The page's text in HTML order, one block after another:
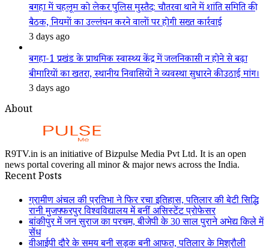
बगहा में चहलूम को लेकर पुलिस मुस्तैद: चौतरवा थाने में शांति समिति की
बैठक, नियमों का उल्लंघन करने वालों पर होगी सख्त कार्रवाई
3 days ago
बगहा-1 प्रखंड के प्राथमिक स्वास्थ्य केंद्र में जलनिकासी न होने से बढ़ा
बीमारियों का खतरा, स्थानीय निवासियों ने व्यवस्था सुधारने की उठाई मांग।
3 days ago
About
R9TV.in is an initiative of Bizpulse Media Pvt Ltd. It is an open
news portal covering all minor & major news across the India.
Recent Posts
ग्रामीण अंचल की प्रतिभा ने फिर रचा इतिहास, पतिलार की बेटी सिद्धि
रानी मुजफ्फरपुर विश्वविद्यालय में बनीं असिस्टेंट प्रोफेसर
बांकीपुर में जन सुराज का परचम, बीजेपी के 30 साल पुराने अभेद्य किले में
सेंध
वीआईपी दौरे के समय बनी सड़क बनी आफत, पतिलार के मिश्रौली